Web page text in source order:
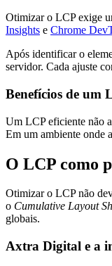
Otimizar o LCP exige
Insights e Chrome
Após identificar o
servidor. Cada ajuste
Benefícios de um
Um LCP eficiente não
Em um ambiente onde
O LCP como
Otimizar o LCP não
o Cumulative Layout
globais.
Axtra Digital e a